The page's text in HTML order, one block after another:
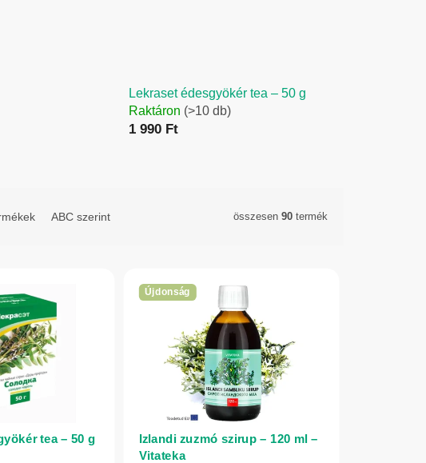
Lekraset édesgyökér tea – 50 g
Raktáron (>10 db)
1 990 Ft
ABC szerint összesen 90 termék
tea – 50 g
Újdonság
Izlandi zuzmó szirup – 120 ml –
Vitateka